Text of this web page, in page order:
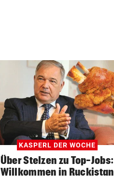
KASPERL DER WOCHE
Über Stelzen zu Top-Jobs:
Willkommen in Ruckistan